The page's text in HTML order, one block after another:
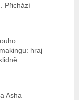
Přichází
hraj
Asha